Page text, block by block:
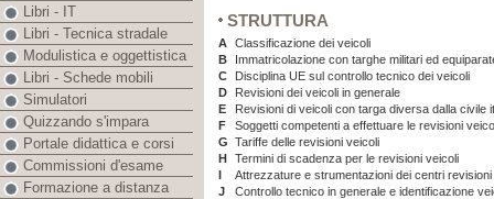
STRUTTURA
A Classificazione dei veicoli
B
Immatricolazione con targhe militari ed
C
Disciplina UE sul controllo tecnico dei veicoli
D
Revisioni dei veicoli in generale
E
Revisioni di veicoli con targa diversa dalla civile
F
Soggetti competenti a effettuare le revisioni
G Tariffe delle revisioni veicoli
H Termini di scadenza per le revisioni veicoli
I
Attrezzature e strumentazioni dei centri
J
Controllo tecnico in generale e identificazione
Libri - IT
Libri - Tecnica stradale
Modulistica e oggettistica
Libri - Schede mobili
Simulatori
Quizzando s'impara
Portale didattica e corsi
Commissioni d'esame
Formazione a distanza